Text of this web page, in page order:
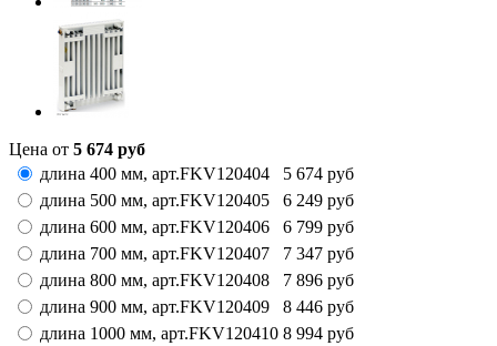
Цена от 5 674 руб
длина 400 мм, арт.FKV120404 5 674 руб
длина 500 мм, арт.FKV120405 6 249 руб
длина 600 мм, арт.FKV120406 6 799 руб
длина 700 мм, арт.FKV120407 7 347 руб
длина 800 мм, арт.FKV120408 7 896 руб
длина 900 мм, арт.FKV120409 8 446 руб
длина 1000 мм, арт.FKV120410 8 994 руб